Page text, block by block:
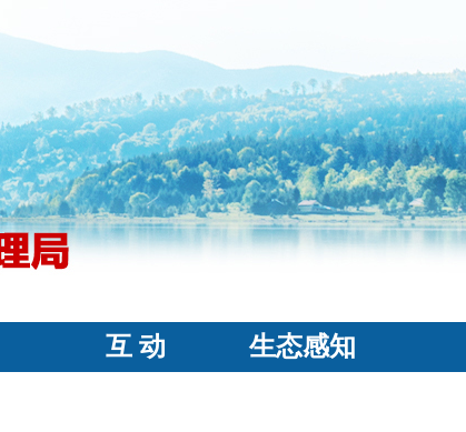
互 动 生态感知